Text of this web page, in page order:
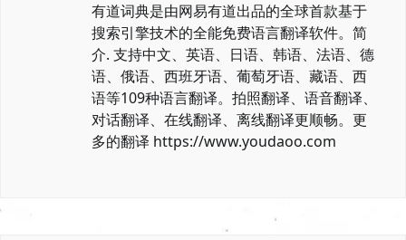
有道词典是由网易有道出品的全球首款基于
搜索引擎技术的全能免费语言翻译软件。简
介. 支持中文、英语、日语、韩语、法语、德
语、俄语、西班牙语、葡萄牙语、藏语、西
语等109种语言翻译。拍照翻译、语音翻译、
对话翻译、在线翻译、离线翻译更顺畅。更
多的翻译 https://www.youdaoo.com